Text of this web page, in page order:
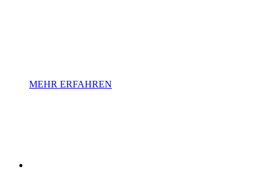
MEHR ERFAHREN